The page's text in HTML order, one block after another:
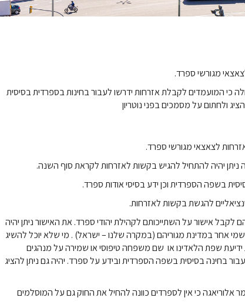
מגורשי ספרד.
ב 1 באוקטובר השנה, עולה כי המועמדים לקבלת אזרחות ידרשו לעבור בחינות בספרדית בסיסית
ולחתום על מסמכים בפני נוטריון
לצאצאי מגורשי ספרד.
יהיה להתחיל להגיש בקשות לאזרחות לקראת סוף השנה.
בשפה הספרדית וכן ידע בסיסי אודות ספרד.
להגשת בקשות לאזרחות.
לקבל אישור על השתייכותם לקהילת יהודי ספרד. את האישור ניתן יהיה
אחר במדינת מגוריהם (במקרה שלנו – ישראל) . מי שלא יוכל להשיג
שפת הלאדינו או שם משפחה טיפוסי או שמירה על מנהגים
בחינה בסיסית בשפה הספרדית ובידע על ספרד. יהיה גם ניתן להציג
כי אין לספרדים כוונה להחיל את החוק גם על המוסלמים